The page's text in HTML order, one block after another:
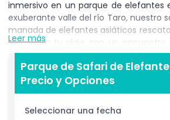
inmersivo en un parque de elefantes
exuberante valle del río Taro, nuestro
manada de elefantes asiáticos
Comienza tu viaje con un encuentro
donde aprenderás sobre el
elefantes y los esfuerzos de
nuestros experimentados mahouts.
práctica de alimentación,
frescas a estos gentiles gigantes, y
bañarlos en las frescas aguas del
Leer más
Parque de Safari de
Precio y Opciones
Seleccionar una fecha